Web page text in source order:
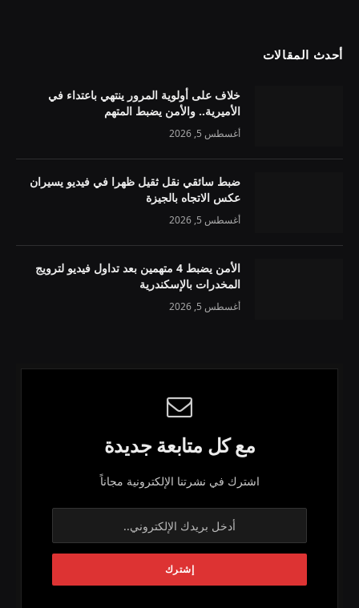
أحدث المقالات
خلاف على أولوية المرور ينتهي باعتداء في
الأميرية.. والأمن يضبط المتهم
أغسطس 5, 2026
ضبط سائقي نقل ثقيل ظهرا في فيديو يسيران
عكس الاتجاه بالجيزة
أغسطس 5, 2026
الأمن يضبط 4 متهمين بعد تداول فيديو لترويج
المخدرات بالإسكندرية
أغسطس 5, 2026
مع كل متابعة جديدة
اشترك في نشرتنا الإلكترونية مجاناً